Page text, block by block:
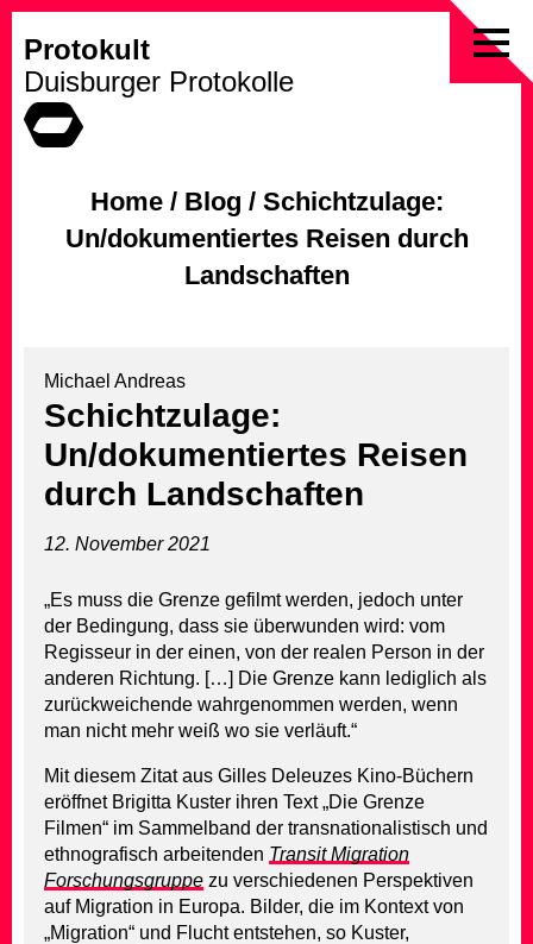
to
Protokult
Duisburger Protokolle
Home/ Blog / Schichtzulage:
Un/dokumentiertes Reisen durch
Landschaften
Michael Andreas
Schichtzulage:
Un/dokumentiertes Reisen
durch Landschaften
12. November 2021
„Es muss die Grenze gefilmt werden, jedoch unter
der Bedingung, dass sie überwunden wird: vom
Regisseur in der einen, von der realen Person in der
anderen Richtung. […] Die Grenze kann lediglich als
zurückweichende wahrgenommen werden, wenn
man nicht mehr weiß wo sie verläuft.“
Mit diesem Zitat aus Gilles Deleuzes Kino-Büchern
eröffnet Brigitta Kuster ihren Text „Die Grenze
Filmen“ im Sammelband der transnationalistisch und
ethnografisch arbeitenden TransitMigration
Forschungsgruppe zu verschiedenen Perspektiven
auf Migration in Europa. Bilder, die im Kontext von
„Migration“ und Flucht entstehen, so Kuster,